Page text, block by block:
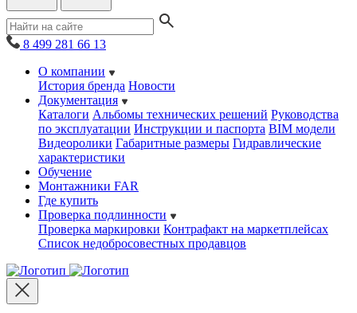
8 499 281 66 13
О компании
История бренда Новости
Документация
Каталоги Альбомы технических решений Руководства
по эксплуатации Инструкции и паспорта BIM модели
Видеоролики Габаритные размеры Гидравлические
характеристики
Обучение
Монтажники FAR
Где купить
Проверка подлинности
Проверка маркировки Контрафакт на маркетплейсах
Cписок недобросовестных продавцов